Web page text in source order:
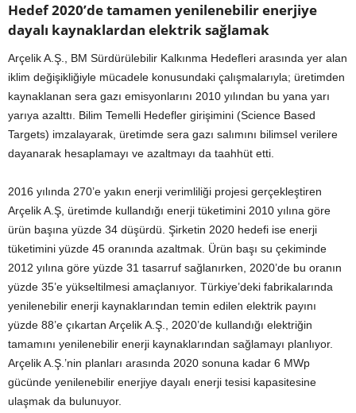
Hedef 2020’de tamamen yenilenebilir enerjiye
dayalı kaynaklardan elektrik sağlamak
Arçelik A.Ş., BM Sürdürülebilir Kalkınma Hedefleri arasında yer alan
iklim değişikliğiyle mücadele konusundaki çalışmalarıyla; üretimden
kaynaklanan sera gazı emisyonlarını 2010 yılından bu yana yarı
yarıya azalttı. Bilim Temelli Hedefler girişimini (Science Based
Targets) imzalayarak, üretimde sera gazı salımını bilimsel verilere
dayanarak hesaplamayı ve azaltmayı da taahhüt etti.
2016 yılında 270’e yakın enerji verimliliği projesi gerçekleştiren
Arçelik A.Ş, üretimde kullandığı enerji tüketimini 2010 yılına göre
ürün başına yüzde 34 düşürdü. Şirketin 2020 hedefi ise enerji
tüketimini yüzde 45 oranında azaltmak. Ürün başı su çekiminde
2012 yılına göre yüzde 31 tasarruf sağlanırken, 2020’de bu oranın
yüzde 35’e yükseltilmesi amaçlanıyor. Türkiye’deki fabrikalarında
yenilenebilir enerji kaynaklarından temin edilen elektrik payını
yüzde 88’e çıkartan Arçelik A.Ş., 2020’de kullandığı elektriğin
tamamını yenilenebilir enerji kaynaklarından sağlamayı planlıyor.
Arçelik A.Ş.’nin planları arasında 2020 sonuna kadar 6 MWp
gücünde yenilenebilir enerjiye dayalı enerji tesisi kapasitesine
ulaşmak da bulunuyor.